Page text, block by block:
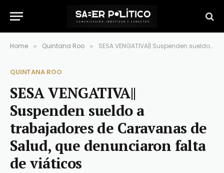
Home » Quintana Roo » SESA VENGATIVA|| Suspenden sueldo a trabajadores de Caravanas de Salud, que denunciaron falta de viáticos
QUINTANA ROO
SESA VENGATIVA||
Suspenden sueldo a
trabajadores de Caravanas de
Salud, que denunciaron falta
de viáticos